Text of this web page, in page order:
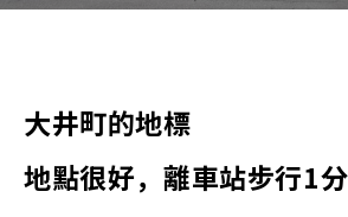
大井町的地標
地點很好，離車站步行1